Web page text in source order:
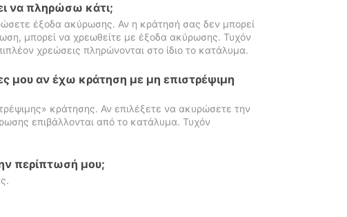
να πληρώσω κάτι;
έξοδα ακύρωσης. Αν η κράτησή σας δεν μπορεί
μπορεί να χρεωθείτε με έξοδα ακύρωσης. Τυχόν
χρεώσεις πληρώνονται στο ίδιο το κατάλυμα.
μου αν έχω κράτηση με μη επιστρέψιμη
κράτησης. Αν επιλέξετε να ακυρώσετε την
επιβάλλονται από το κατάλυμα. Τυχόν
περίπτωσή μου;